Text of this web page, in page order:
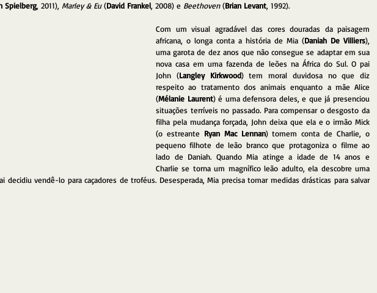
Spielberg, 2011), Marley & Eu (David Frankel, 2008) e Beethoven (Brian Levant, 1992).
Com um visual agradável das cores douradas da paisagem
africana, o longa conta a história de Mia (Daniah De Villiers),
uma garota de dez anos que não consegue se adaptar em sua
nova casa em uma fazenda de leões na África do Sul. O pai
John (Langley Kirkwood) tem moral duvidosa no que diz
respeito ao tratamento dos animais enquanto a mãe Alice
(Mélanie Laurent) é uma defensora deles, e que já presenciou
situações terríveis no passado. Para compensar o desgosto da
filha pela mudança forçada, John deixa que ela e o irmão Mick
(o estreante Ryan Mac Lennan) tomem conta de Charlie, o
pequeno filhote de leão branco que protagoniza o filme ao
lado de Daniah. Quando Mia atinge a idade de 14 anos e
Charlie se torna um magnífico leão adulto, ela descobre uma
decidiu vendê-lo para caçadores de troféus. Desesperada, Mia precisa tomar medidas drásticas para salvar